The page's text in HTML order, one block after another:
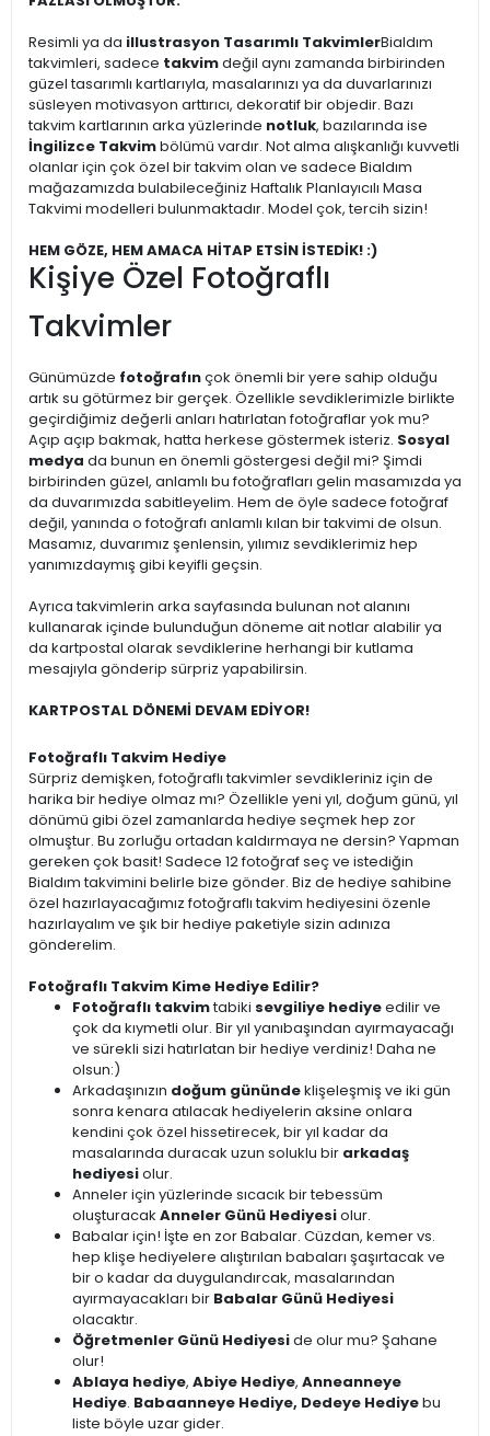
Resimli ya da illustrasyon Tasarımlı TakvimlerBialdım
takvimleri, sadece takvimdeğil aynı zamanda birbirinden
güzel tasarımlı kartlarıyla, masalarınızı ya da duvarlarınızı
süsleyen motivasyon arttırıcı, dekoratif bir objedir. Bazı
takvim kartlarının arka yüzlerinde notluk, bazılarında ise
İngilizce Takvimbölümü vardır. Not alma alışkanlığı kuvvetli
olanlar için çok özel bir takvim olan ve sadece Bialdım
mağazamızda bulabileceğiniz Haftalık Planlayıcılı Masa
Takvimi modelleri bulunmaktadır. Model çok, tercih sizin!
HEM GÖZE, HEM AMACA HİTAP ETSİN İSTEDİK! :)
Kişiye Özel Fotoğraflı
Takvimler
Günümüzde fotoğrafınçok önemli bir yere sahip olduğu
artık su götürmez bir gerçek. Özellikle sevdiklerimizle birlikte
geçirdiğimiz değerli anları hatırlatan fotoğraflar yok mu?
Açıp açıp bakmak, hatta herkese göstermek isteriz. Sosyal
medya da bunun en önemli göstergesi değil mi? Şimdi
birbirinden güzel, anlamlı bu fotoğrafları gelin masamızda ya
da duvarımızda sabitleyelim. Hem de öyle sadece fotoğraf
değil, yanında o fotoğrafı anlamlı kılan bir takvimi de olsun.
Masamız, duvarımız şenlensin, yılımız sevdiklerimiz hep
yanımızdaymış gibi keyifli geçsin.
Ayrıca takvimlerin arka sayfasında bulunan not alanını
kullanarak içinde bulunduğun döneme ait notlar alabilir ya
da kartpostal olarak sevdiklerine herhangi bir kutlama
mesajıyla gönderip sürpriz yapabilirsin.
KARTPOSTAL DÖNEMİ DEVAM EDİYOR!
Fotoğraflı Takvim Hediye
Sürpriz demişken, fotoğraflı takvimler sevdikleriniz için de
harika bir hediye olmaz mı? Özellikle yeni yıl, doğum günü, yıl
dönümü gibi özel zamanlarda hediye seçmek hep zor
olmuştur. Bu zorluğu ortadan kaldırmaya ne dersin? Yapman
gereken çok basit! Sadece 12 fotoğraf seç ve istediğin
Bialdım takvimini belirle bize gönder. Biz de hediye sahibine
özel hazırlayacağımız fotoğraflı takvim hediyesini özenle
hazırlayalım ve şık bir hediye paketiyle sizin adınıza
gönderelim.
Fotoğraflı Takvim Kime Hediye Edilir?
Fotoğraflı takvimtabiki sevgiliye hediyeedilir ve
çok da kıymetli olur. Bir yıl yanıbaşından ayırmayacağı
ve sürekli sizi hatırlatan bir hediye verdiniz! Daha ne
olsun:)
Arkadaşınızın doğum günündeklişeleşmiş ve iki gün
sonra kenara atılacak hediyelerin aksine onlara
kendini çok özel hissetirecek, bir yıl kadar da
masalarında duracak uzun soluklu bir arkadaş
hediyesiolur.
Anneler için yüzlerinde sıcacık bir tebessüm
oluşturacak Anneler Günü Hediyesiolur.
Babalar için! İşte en zor Babalar. Cüzdan, kemer vs.
hep klişe hediyelere alıştırılan babaları şaşırtacak ve
bir o kadar da duygulandırcak, masalarından
ayırmayacakları bir Babalar Günü Hediyesi
olacaktır.
Öğretmenler Günü Hediyeside olur mu? Şahane
olur!
Ablaya hediye, Abiye Hediye, Anneanneye
Hediye. Babaanneye Hediye, Dedeye Hediyebu
liste böyle uzar gider.